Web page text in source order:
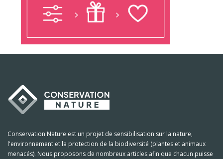
Conservation Nature est un projet de sensibilisation sur la nature,
l'environnement et la protection de la biodiversité (plantes et animaux
menacés). Nous proposons de nombreux articles afin que chacun puisse